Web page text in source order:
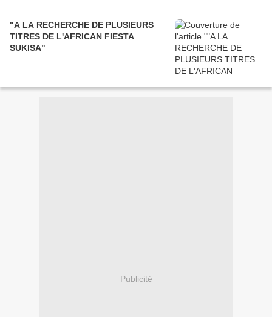
"A LA RECHERCHE DE PLUSIEURS
TITRES DE L'AFRICAN FIESTA
SUKISA"
Publicité